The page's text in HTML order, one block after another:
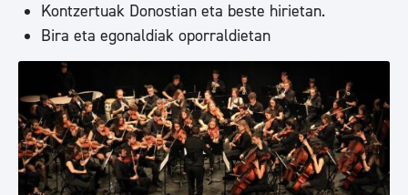
Kontzertuak Donostian eta beste hirietan.
Bira eta egonaldiak oporraldietan